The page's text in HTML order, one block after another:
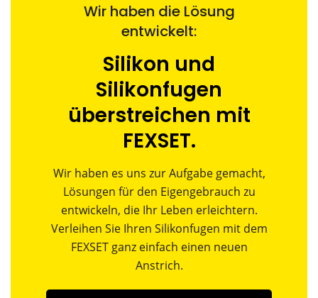
Wir haben die Lösung
entwickelt:
Silikon und
Silikonfugen
überstreichen mit
FEXSET.
Wir haben es uns zur Aufgabe gemacht,
Lösungen für den Eigengebrauch zu
entwickeln, die Ihr Leben erleichtern.
Verleihen Sie Ihren Silikonfugen mit dem
FEXSET ganz einfach einen neuen
Anstrich.